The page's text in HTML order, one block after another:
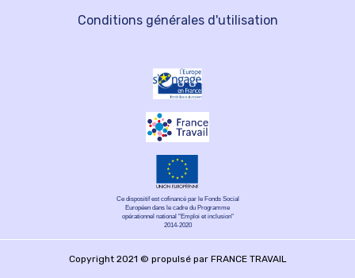
Conditions générales d'utilisation
Ce dispositif est cofinancé par le Fonds Social
Européen dans le cadre du Programme
opérationnel national "Emploi et inclusion"
2014-2020
Copyright 2021 © propulsé par FRANCE TRAVAIL